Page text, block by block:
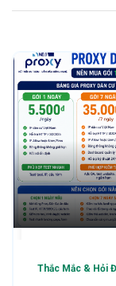
Thắc Mắc & Hỏi